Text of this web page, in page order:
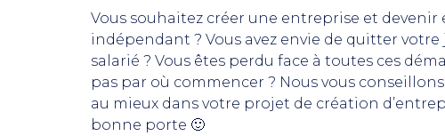
Vous souhaitez créer une entreprise et devenir
indépendant ? Vous avez envie de quitter
salarié ? Vous êtes perdu face à toutes ces
pas par où commencer ? Nous vous
au mieux dans votre projet de création
bonne porte 🙂